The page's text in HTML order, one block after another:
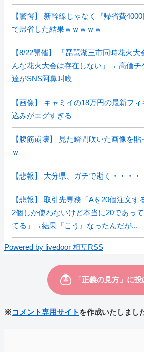
【驚愕】 新幹線じゃなく『帰省費
で帰省した結果ｗｗｗｗｗ
【8/22開催】 「琵琶湖三市同時花火
んな花火大会は存在しない」→ 高価チ
達がSNS阿鼻叫喚
【画像】 キャミイの18万円の最新フ
込みがエグすぎる
【腹筋崩壊】 見た瞬間吹いた画像を
ｗ
【悲報】 大分県、ガチで逝く・・・・
【悲報】 取引先専務「Aを20個注文す
2個しか使わないけど本当に20であっ
てる」→結果『こう』なったんだが...
Powered by livedoor 相互RSS
※コメント専用サイト を作成いたしまし